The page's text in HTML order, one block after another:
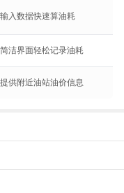
输入数据快速算油耗
简洁界面轻松记录油耗
提供附近油站油价信息